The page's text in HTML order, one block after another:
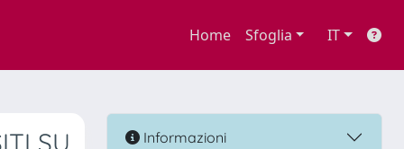
Home Sfoglia IT
SU
Informazioni